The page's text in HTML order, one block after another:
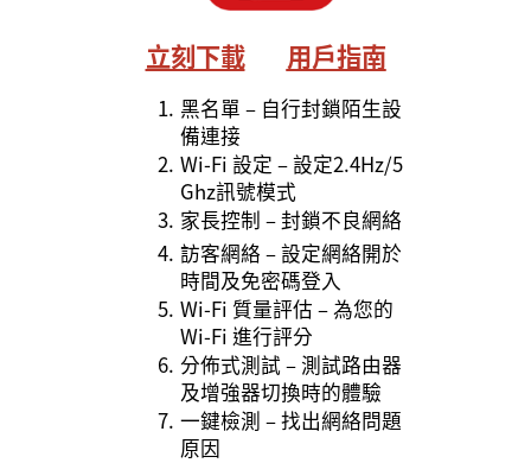
立刻下載 用戶指南
1. 黑名單 – 自行封鎖陌生設
備連接
2. Wi-Fi 設定 – 設定2.4Hz/5
Ghz訊號模式
3. 家長控制 – 封鎖不良網絡
4. 訪客網絡 – 設定網絡開於
時間及免密碼登入
5. Wi-Fi 質量評估 – 為您的
Wi-Fi 進行評分
6. 分佈式測試 – 測試路由器
及增強器切換時的體驗
7. 一鍵檢測 – 找出網絡問題
原因